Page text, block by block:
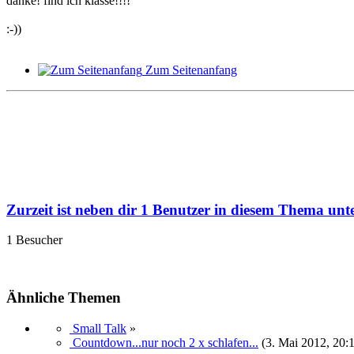
:-))
Zum Seitenanfang
Zurzeit ist neben dir 1 Benutzer in diesem Thema
1 Besucher
Ähnliche Themen
Small Talk »
Countdown...nur noch 2 x schlafen... (3. Mai 2012,